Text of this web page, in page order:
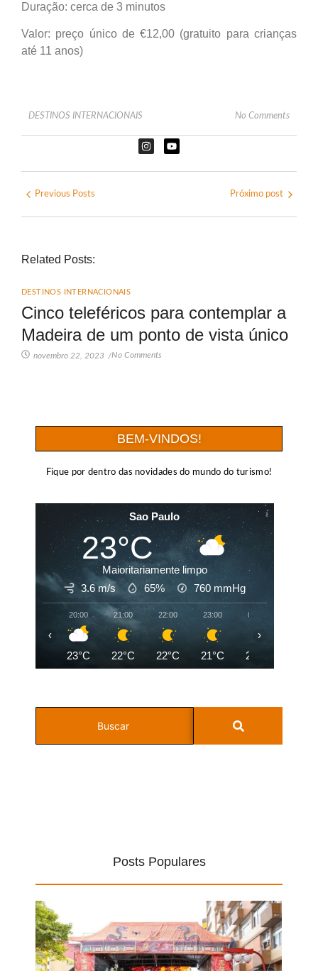
Duração: cerca de 3 minutos
Valor: preço único de €12,00 (gratuito para crianças
até 11 anos)
DESTINOS INTERNACIONAIS No Comments
Previous Posts Próximo post
Related Posts:
DESTINOS INTERNACIONAIS
Cinco teleféricos para contemplar a
Madeira de um ponto de vista único
novembro 22, 2023 /No Comments
BEM-VINDOS!
Fique por dentro das novidades do mundo do turismo!
Sao Paulo
23°C
Maioritariamente limpo
3.6 m/s
65% 760 mmHg
20:00
23°C
21:00
22°C
22:00
22°C
23:00
21°C
00:00
21°C
‹ ›
Posts Populares